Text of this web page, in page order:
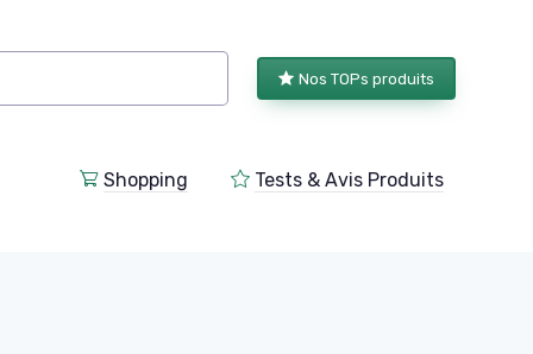
Nos TOPs produits
Shopping Tests & Avis Produits